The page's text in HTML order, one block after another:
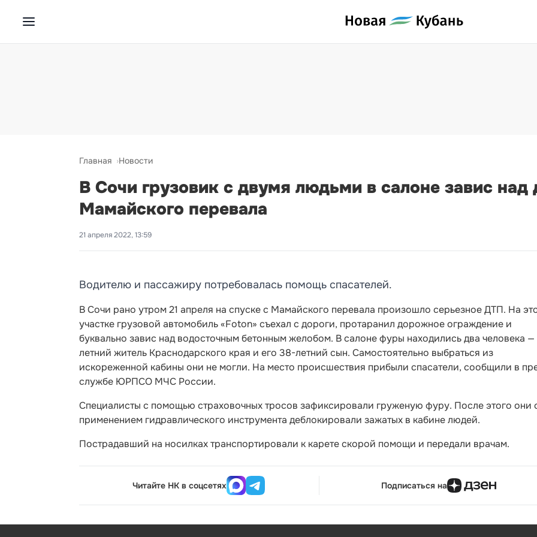
Главная Новости
В Сочи грузовик с двумя людьми в салоне завис над
Мамайского перевала
21 апреля 2022, 13:59
Водителю и пассажиру потребовалась помощь спасателей.
В Сочи рано утром 21 апреля на спуске с Мамайского перевала произошло серьезное ДТП. На
участке грузовой автомобиль «Foton» съехал с дороги, протаранил дорожное ограждение и
буквально завис над водосточным бетонным желобом. В салоне фуры находились два человека
летний житель Краснодарского края и его 38-летний сын. Самостоятельно выбраться из
искореженной кабины они не могли. На место происшествия прибыли спасатели, сообщили в
службе ЮРПСО МЧС России.
Специалисты с помощью страховочных тросов зафиксировали груженую фуру. После этого они
применением гидравлического инструмента деблокировали зажатых в кабине людей.
Пострадавший на носилках транспортировали к карете скорой помощи и передали врачам.
Читайте НК в соцсетях Подписаться на